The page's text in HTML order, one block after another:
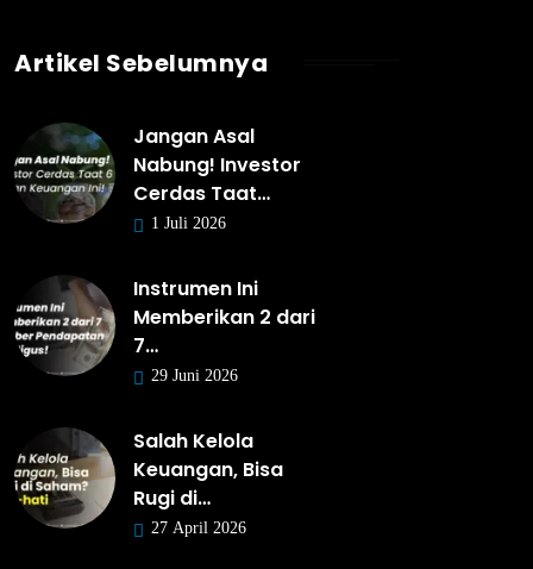
Artikel Sebelumnya
Jangan Asal
Nabung! Investor
Cerdas Taat…
1 Juli 2026
Instrumen Ini
Memberikan 2 dari
7…
29 Juni 2026
Salah Kelola
Keuangan, Bisa
Rugi di…
27 April 2026